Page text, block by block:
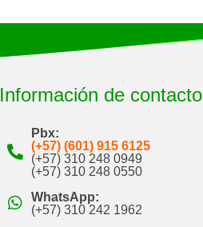
Información de contacto
Pbx:
(+57) (601) 915 6125
(+57) 310 248 0949
(+57) 310 248 0550
WhatsApp:
(+57) 310 242 1962